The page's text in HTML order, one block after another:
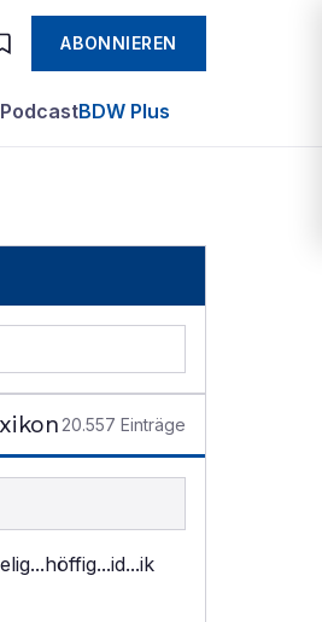
ABONNIEREN
PodcastBDW Plus
20.557 Einträge
...höffig...id...ik